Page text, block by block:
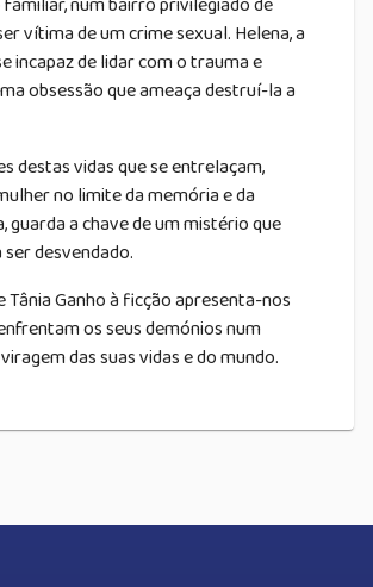
vítima de um crime sexual. Helena, a
incapaz de lidar com o trauma e
obsessão que ameaça destruí-la a
destas vidas que se entrelaçam,
no limite da memória e da
guarda a chave de um mistério que
desvendado.
Tânia Ganho à ficção apresenta-nos
os seus demónios num
das suas vidas e do mundo.